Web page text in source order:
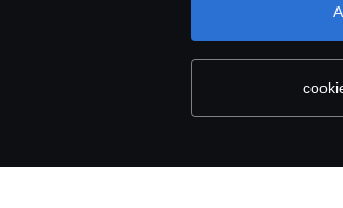
Cookie-innstillinger